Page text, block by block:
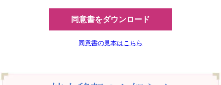
同意書をダウンロード
同意書の見本はこちら